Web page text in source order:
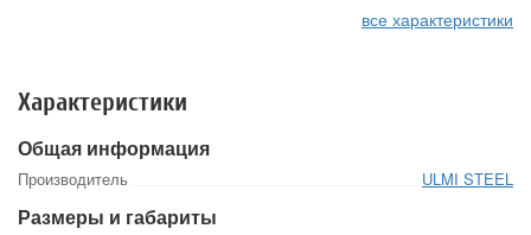
все характеристики
Характеристики
Общая информация
Производитель ULMI STEEL
Размеры и габариты